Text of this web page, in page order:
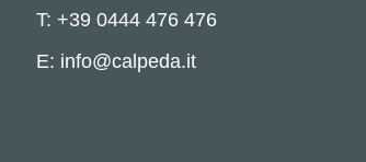
T: +39 0444 476 476
E: info@calpeda.it